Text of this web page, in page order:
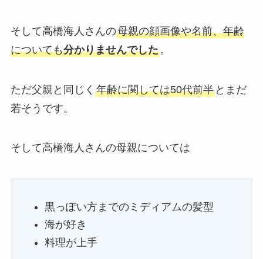
そして高橋海人さんの母親の顔画像や名前、年齢
についても分かりませんでした。
ただ父親と同じく 年齢に関しては50代前半とまだ
若そうです。
そして高橋海人さんの母親については
黒っぽい方までのミディアムの髪型
海が好き
料理が上手